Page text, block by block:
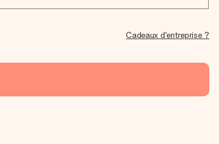
Cadeaux d'entreprise ?